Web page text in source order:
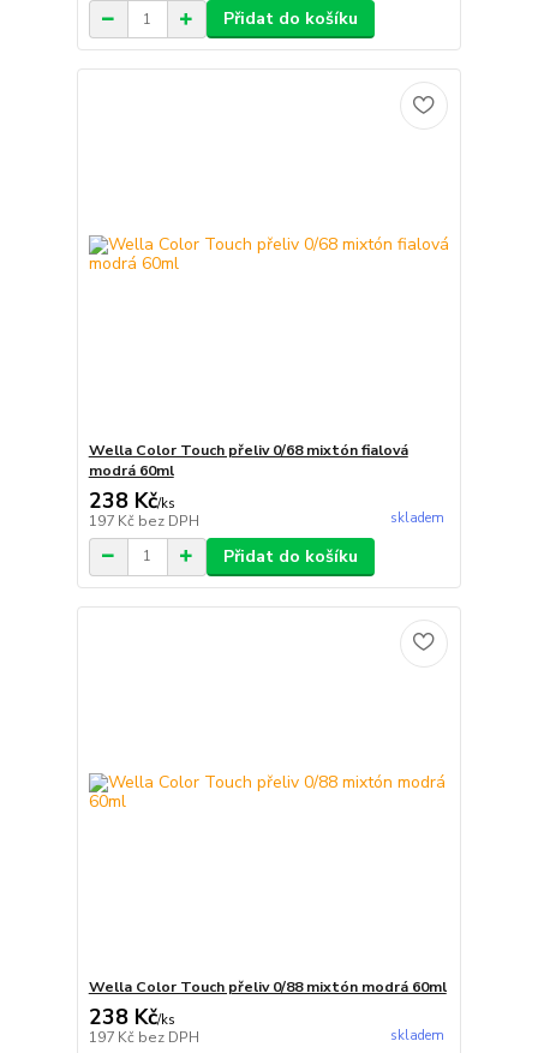
Přidat do košíku
Wella Color Touch přeliv 0/68 mixtón fialová
modrá 60ml
238 Kč/ks
197 Kč bez DPH skladem
Přidat do košíku
Wella Color Touch přeliv 0/88 mixtón modrá 60ml
238 Kč/ks
197 Kč bez DPH skladem